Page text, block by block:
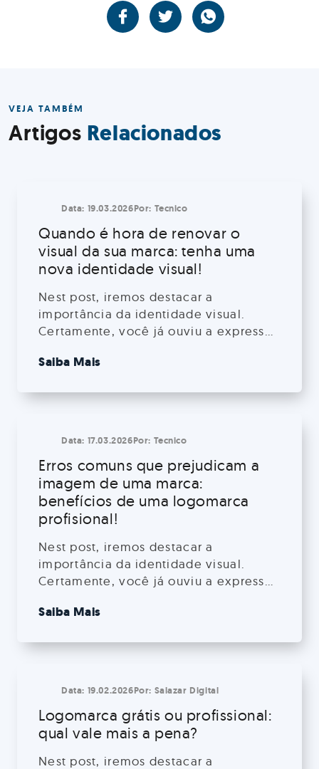
VEJA TAMBÉM
Artigos Relacionados
Data: 19.03.2026Por: Tecnico
Quando é hora de renovar o
visual da sua marca: tenha uma
nova identidade visual!
Nest post, iremos destacar a
importância da identidade visual.
Certamente, você já ouviu a expressão
olhos”, digamos que o mesmo vale
Saiba Mais
Data: 17.03.2026Por: Tecnico
Erros comuns que prejudicam a
imagem de uma marca:
benefícios de uma logomarca
profisional!
Nest post, iremos destacar a
importância da identidade visual.
Certamente, você já ouviu a expressão
olhos”, digamos que o mesmo vale
Saiba Mais
Data: 19.02.2026Por: Salazar Digital
Logomarca grátis ou profissional:
qual vale mais a pena?
Nest post, iremos destacar a